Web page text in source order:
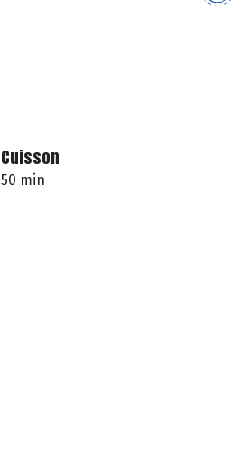
Cuisson
50 min